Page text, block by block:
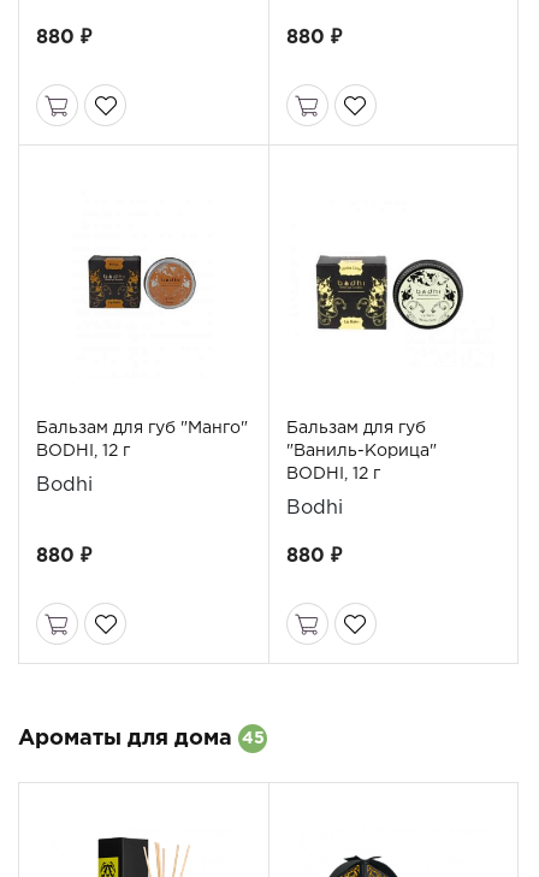
880 ₽ 880 ₽
Бальзам для губ "Манго"
BODHI, 12 г
Bodhi
880 ₽
Бальзам для губ
"Ваниль-Корица"
BODHI, 12 г
Bodhi
880 ₽
Ароматы для дома 45